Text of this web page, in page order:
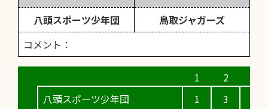
八頭スポーツ少年団
鳥取ジャガーズ
コメント：
八頭スポーツ少年団
1
3